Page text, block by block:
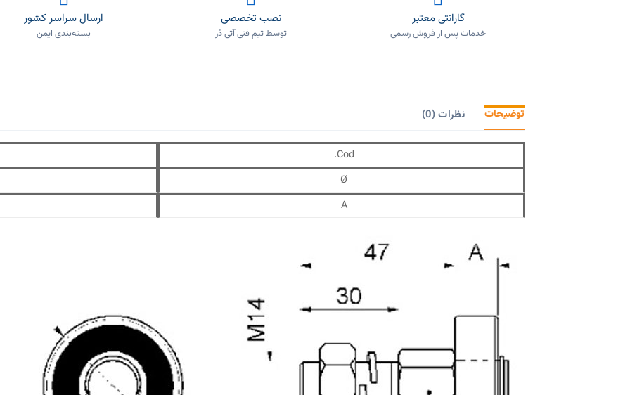
گارانتی معتبر
خدمات پس از فروش رسمی
نصب تخصصی
توسط تیم فنی آتی دُر
ارسال سراسر کشور
بسته‌بندی ایمن
توضیحات نظرات (0)
Cod.
Ø
A